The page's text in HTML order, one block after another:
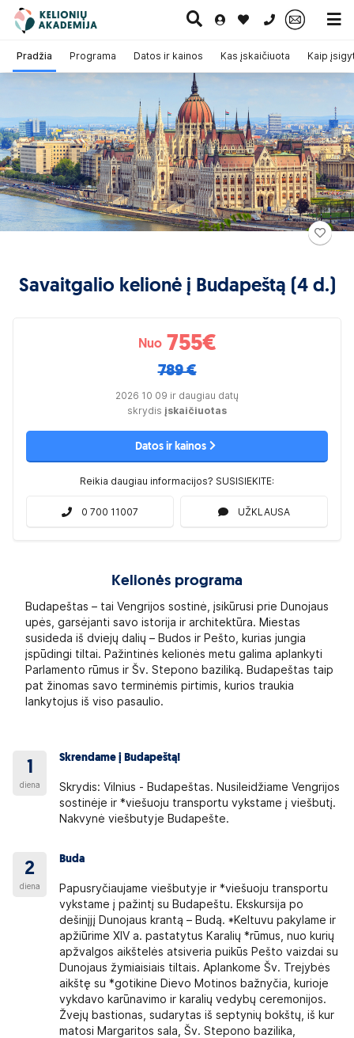
0 700 11007
Paskutinė
minutė
Pažintinės
kelionės
Egzotinės
kelionės
Kruizai
Savaitgalio kelionė į Budapeštą (4 d.)
Pradžia Programa Datos ir kainos Kas įskaičiuota Kaip
Nuo 755€
789 €
2026 10 09 ir daugiau datų
skrydis įskaičiuotas
Datos ir kainos
Reikia daugiau informacijos? SUSISIEKITE:
0 700 11007 UŽKLAUSA
Kelionės programa
Budapeštas – tai Vengrijos sostinė, įsikūrusi prie Dunojaus
upės, garsėjanti savo istorija ir architektūra. Miestas
susideda iš dviejų dalių – Budos ir Pešto, kurias jungia
įspūdingi tiltai. Pažintinės kelionės metu galima aplankyti
Parlamento rūmus ir Šv. Stepono baziliką. Budapeštas taip
pat žinomas savo terminėmis pirtimis, kurios traukia
lankytojus iš viso pasaulio.
1
diena
Skrendame į Budapeštą!
Skrydis: Vilnius - Budapeštas. Nusileidžiame Vengrijos
sostinėje ir *viešuoju transportu vykstame į viešbutį.
Nakvynė viešbutyje Budapešte.
2
diena
Buda
Papusryčiaujame viešbutyje ir *viešuoju transportu
vykstame į pažintį su Budapeštu. Ekskursija po
dešinįjį Dunojaus krantą – Budą. *Keltuvu pakylame ir
apžiūrime XIV a. pastatytus Karalių *rūmus, nuo kurių
apžvalgos aikštelės atsiveria puikūs Pešto vaizdai su
Dunojaus žymiaisiais tiltais. Aplankome Šv. Trejybės
aikštę su *gotikine Dievo Motinos bažnyčia, kurioje
vykdavo karūnavimo ir karalių vedybų ceremonijos.
Žvejų bastionas, sudarytas iš septynių bokštų, iš kur
matosi Margaritos sala, Šv. Stepono bazilika,